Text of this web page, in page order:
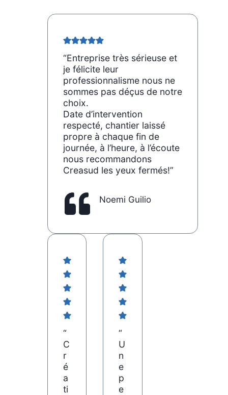
“Entreprise très sérieuse et
je félicite leur
professionnalisme nous ne
sommes pas déçus de notre
choix.
Date d’intervention
respecté, chantier laissé
propre à chaque fin de
journée, à l’heure, à l’écoute
nous recommandons
Creasud les yeux fermés!”
Noemi Guilio
“
C
r
é
a
ti
“
U
n
e
p
e